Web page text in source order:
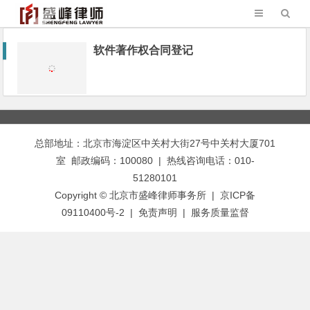
软件著作权合同登记
总部地址：北京市海淀区中关村大街27号中关村大厦701
室 邮政编码：100080 | 热线咨询电话：010-
51280101
Copyright © 北京市盛峰律师事务所 | 京ICP备
09110400号-2 | 免责声明 | 服务质量监督